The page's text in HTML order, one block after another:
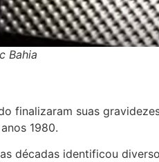
Bahia
finalizaram suas
1980.
décadas identificou